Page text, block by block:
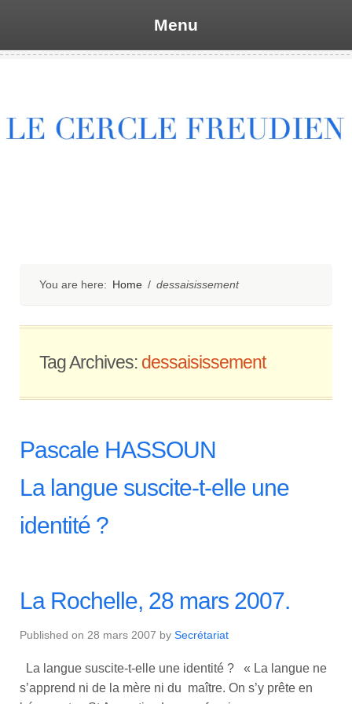
Menu
You are here: Home / dessaisissement
Tag Archives: dessaisissement
Pascale HASSOUN
La langue suscite-t-elle une
identité ?
La Rochelle, 28 mars 2007.
Published on 28 mars 2007 by Secrétariat
La langue suscite-t-elle une identité ? « La langue ne
s’apprend ni de la mère ni du maître. On s’y prête en